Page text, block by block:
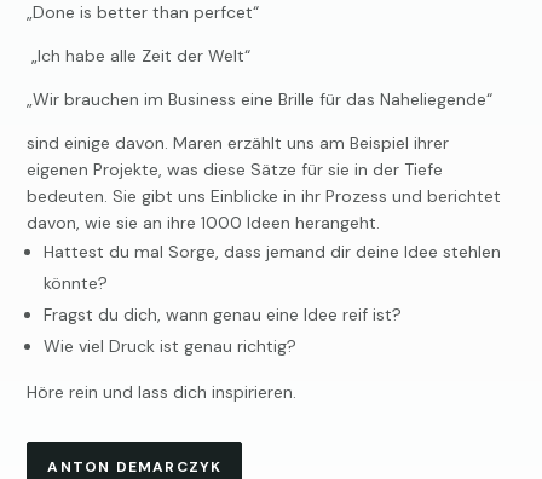
„Done is better than perfcet“
„Ich habe alle Zeit der Welt“
„Wir brauchen im Business eine Brille für das Naheliegende“
sind einige davon. Maren erzählt uns am Beispiel ihrer
eigenen Projekte, was diese Sätze für sie in der Tiefe
bedeuten. Sie gibt uns Einblicke in ihr Prozess und berichtet
davon, wie sie an ihre 1000 Ideen herangeht.
Hattest du mal Sorge, dass jemand dir deine Idee stehlen
könnte?
Fragst du dich, wann genau eine Idee reif ist?
Wie viel Druck ist genau richtig?
Höre rein und lass dich inspirieren.
ANTON DEMARCZYK